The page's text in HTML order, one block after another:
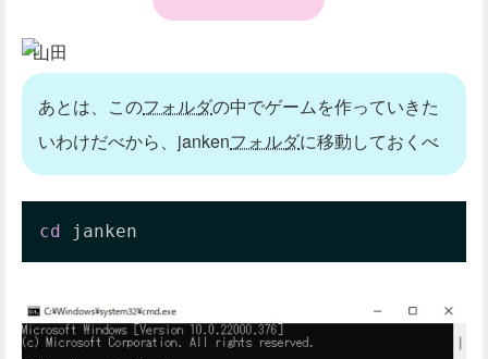
山田
あとは、このフォルダの中でゲームを作っていきた
いわけだべから、jankenフォルダに移動しておくべ
cd janken